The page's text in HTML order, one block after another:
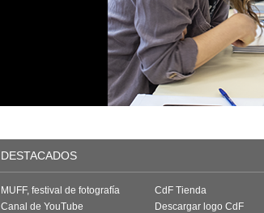
DESTACADOS
MUFF, festival de fotografía
Canal de YouTube
CdF Tienda
Descargar logo CdF